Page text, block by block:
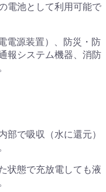
電池として利用可能で
電源装置）、防災・防
報システム機器、消防
部で吸収（水に還元）
状態で充放電しても液